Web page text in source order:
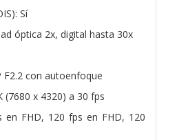
Sí
óptica 2x, digital hasta 30x
con autoenfoque
(7680 x 4320) a 30 fps
en FHD, 120 fps en FHD, 120